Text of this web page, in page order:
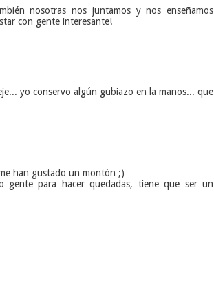
nosotras nos juntamos y nos enseñamos
con gente interesante!
yo conservo algún gubiazo en la manos... que
han gustado un montón ;)
para hacer quedadas, tiene que ser un